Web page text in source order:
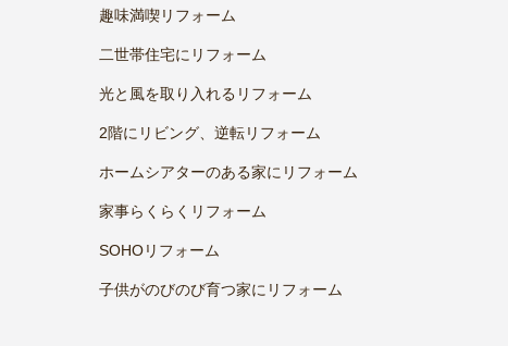
趣味満喫リフォーム
二世帯住宅にリフォーム
光と風を取り入れるリフォーム
2階にリビング、逆転リフォーム
ホームシアターのある家にリフォーム
家事らくらくリフォーム
SOHOリフォーム
子供がのびのび育つ家にリフォーム